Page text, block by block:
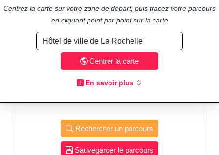
Centrez la carte sur votre zone de départ, puis tracez votre parcours
en cliquant point par point sur la carte
Centrer la carte
En savoir plus
Rechercher un parcours
Sauvegarder le parcours